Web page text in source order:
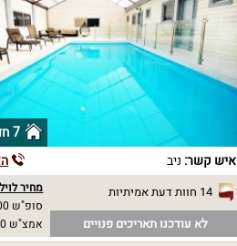
7 חדרי שינה
איש קשר: ניב
14 חוות דעת אמיתיות
לא עודכנו תאריכים פנויים
מחיר
סופ"ש 7500 ₪
אמצ"ש 7500 ₪